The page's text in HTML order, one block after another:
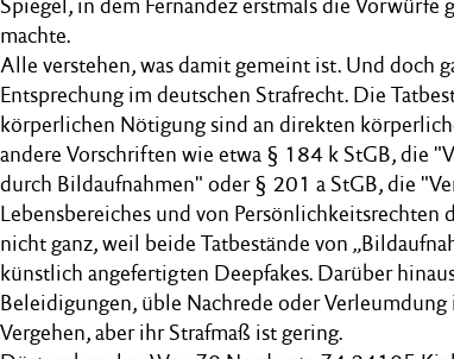
machte.
Alle verstehen, was damit gemeint ist. Und doch
Entsprechung im deutschen Strafrecht. Die
körperlichen Nötigung sind an direkten
andere Vorschriften wie etwa § 184 k StGB, die
durch Bildaufnahmen" oder § 201 a StGB, die
Lebensbereiches und von Persönlichkeitsrechten
nicht ganz, weil beide Tatbestände von
künstlich angefertigten Deepfakes. Darüber
Beleidigungen, üble Nachrede oder Verleumdung
Vergehen, aber ihr Strafmaß ist gering.